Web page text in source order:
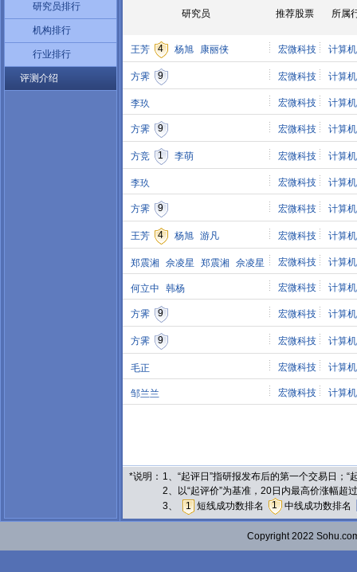
研究员排行
机构排行
行业排行
评测介绍
研究员 推荐股票 所属
王芳 4 杨旭 康丽侠 宏微科技 计算
方霁 9 宏微科技 计算
李玖 宏微科技 计算
方霁 9 宏微科技 计算
方竞 1 李萌 宏微科技 计算
李玖 宏微科技 计算
方霁 9 宏微科技 计算
王芳 4 杨旭 游凡 宏微科技 计算
郑震湘 佘凌星 郑震湘 佘凌星 宏微科技 计算
何立中 韩杨 宏微科技 计算
方霁 9 宏微科技 计算
方霁 9 宏微科技 计算
毛正 宏微科技 计算
邹兰兰 宏微科技 计算
*说明： 1、“起评日”指研报发布后的第一个交易日；
2、以“起评价”为基准，20日内最高价涨幅
3、
1 短线成功数排名 1 中线成功数排名
Copyright 2022